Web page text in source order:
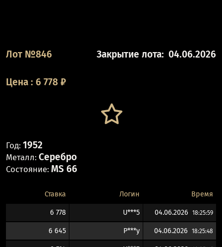
Лот №846 Закрытие лота: 04.06.2026
Цена : 6 778 ₽
Год: 1952
Металл: Серебро
Состояние: MS 66
Ставка Логин Время
6 778 U***5 04.06.2026 18:25:59
6 645 P***y 04.06.2026 18:25:48